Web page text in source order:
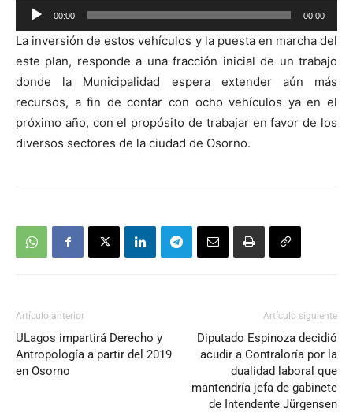
Reproductor
de
audio
00:00 00:00
La inversión de estos vehículos y la puesta en marcha del
este plan, responde a una fracción inicial de un trabajo
donde la Municipalidad espera extender aún más
recursos, a fin de contar con ocho vehículos ya en el
próximo año, con el propósito de trabajar en favor de los
diversos sectores de la ciudad de Osorno.
Artículo anterior
ULagos impartirá Derecho y
Antropología a partir del 2019
en Osorno
Artículo siguiente
Diputado Espinoza decidió
acudir a Contraloría por la
dualidad laboral que
mantendría jefa de gabinete
de Intendente Jürgensen